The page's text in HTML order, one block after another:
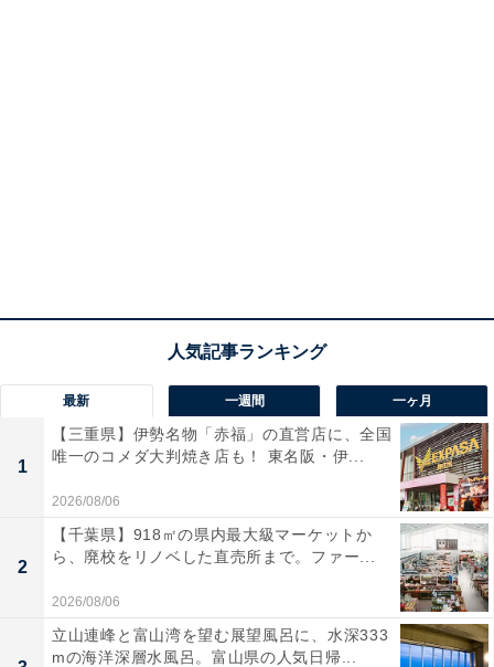
最新 一週間 一ヶ月
1
【三重県】伊勢名物「赤福」の直営店に、全国
唯一のコメダ大判焼き店も！ 東名阪・伊...
2026/08/06
2
【千葉県】918㎡の県内最大級マーケットか
ら、廃校をリノベした直売所まで。ファー...
2026/08/06
立山連峰と富山湾を望む展望風呂に、水深333
mの海洋深層水風呂。富山県の人気日帰...